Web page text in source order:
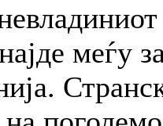
меѓу